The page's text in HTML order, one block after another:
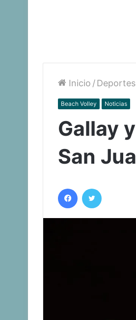
Inicio /Deportes
Beach Volley Noticias
Gallay
San
Facebook